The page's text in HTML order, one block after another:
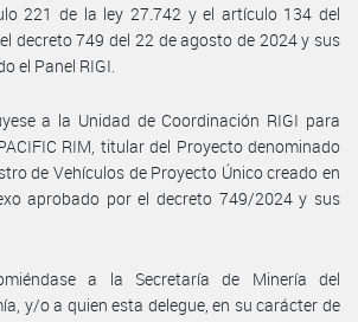
221 de la ley 27.742 y el artículo 134 del
decreto 749 del 22 de agosto de 2024 y sus
el Panel RIGI.
a la Unidad de Coordinación RIGI para
RIM, titular del Proyecto denominado
de Vehículos de Proyecto Único creado en
aprobado por el decreto 749/2024 y sus
a la Secretaría de Minería del
y/o a quien esta delegue, en su carácter de